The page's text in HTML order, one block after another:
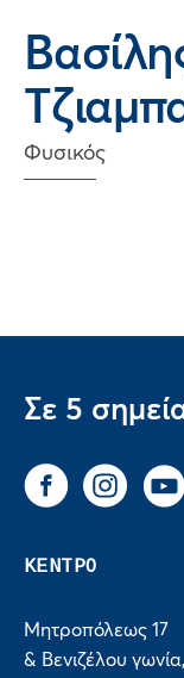
Φυσικός
Σε 5
FacebookInstagram
You Tube
ΚΕΝΤΡΟ
Μητροπόλεως 17
& Βενιζέλου γωνία,